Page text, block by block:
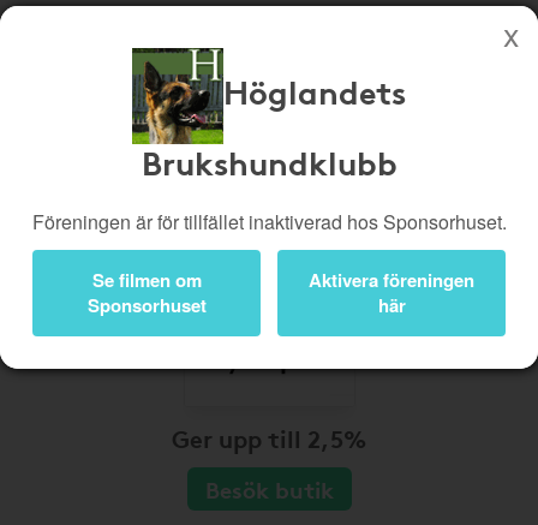
Köp genom denna sida stöttar Höglandets Brukshundklubb
Butiker
Bli medlem
Logga in
Höglandets
Brukshundklubb
Föreningen är för tillfället inaktiverad hos Sponsorhuset.
Se filmen om
Sponsorhuset
Aktivera föreningen
här
Ger upp till 2,5%
Besök butik